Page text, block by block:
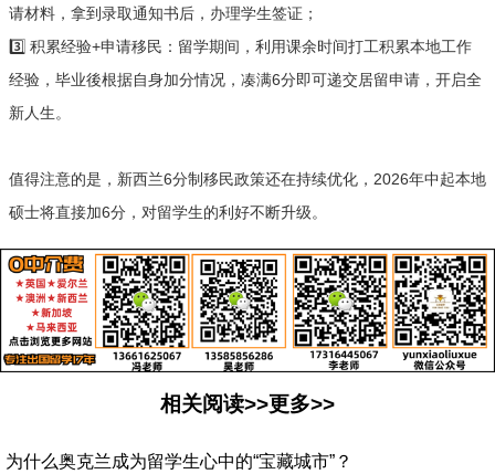
请材料，拿到录取通知书后，办理学生签证；
3️⃣ 积累经验+申请移民：留学期间，利用课余时间打工积累本地工作
经验，毕业後根据自身加分情况，凑满6分即可递交居留申请，开启全
新人生。
值得注意的是，新西兰6分制移民政策还在持续优化，2026年中起本地
硕士将直接加6分，对留学生的利好不断升级。
相关阅读>>更多>>
为什么奥克兰成为留学生心中的“宝藏城市”？